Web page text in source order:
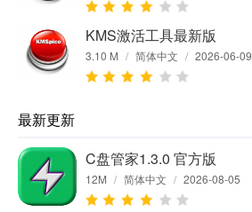
KMS激活工具最新版
3.10 M / 简体中文 / 2026-06-09
最新更新
C盘管家1.3.0 官方版
12M / 简体中文 / 2026-08-05